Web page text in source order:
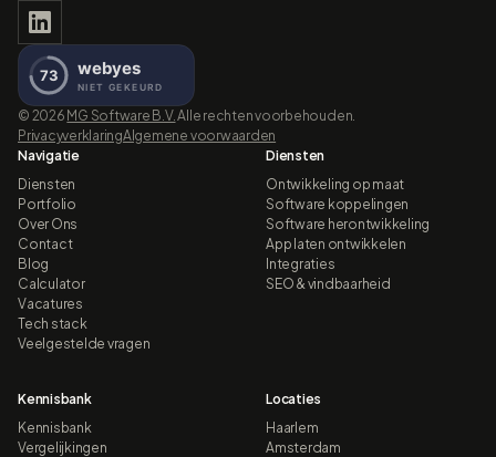
© 2026 MG Software B.V. Alle rechten voorbehouden.
PrivacyverklaringAlgemene voorwaarden
Navigatie
Diensten
Portfolio
Over Ons
Contact
Blog
Calculator
Vacatures
Tech stack
Veelgestelde vragen
Diensten
Ontwikkeling op maat
Software koppelingen
Software herontwikkeling
App laten ontwikkelen
Integraties
SEO & vindbaarheid
Kennisbank
Kennisbank
Vergelijkingen
Locaties
Haarlem
Amsterdam